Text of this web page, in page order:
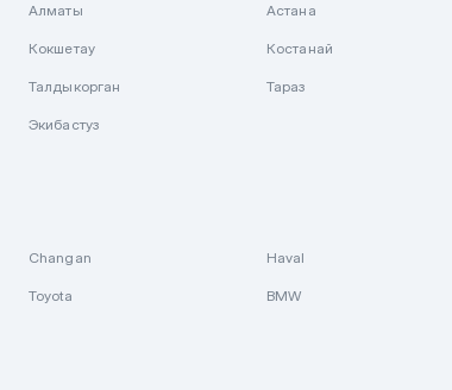
Алматы Астана
Кокшетау Костанай
Талдыкорган Тараз
Экибастуз
Changan Haval
Toyota BMW